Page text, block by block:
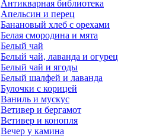
Антикварная библиотека
Апельсин и перец
Банановый хлеб с орехами
Белая смородина и мята
Белый чай
Белый чай, лаванда и огурец
Белый чай и ягоды
Белый шалфей и лаванда
Булочки с корицей
Ваниль и мускус
Ветивер и бергамот
Ветивер и конопля
Вечер у камина